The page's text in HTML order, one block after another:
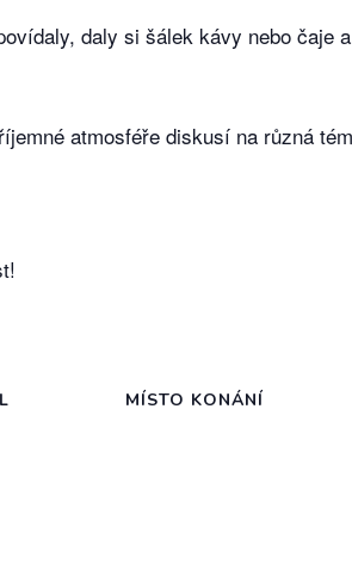
daly si šálek kávy nebo čaje
atmosféře diskusí na různá
MÍSTO KONÁNÍ